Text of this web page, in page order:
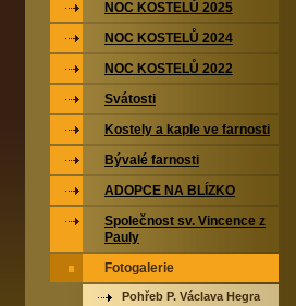
NOC KOSTELŮ 2025
NOC KOSTELŮ 2024
NOC KOSTELŮ 2022
Svátosti
Kostely a kaple ve farnosti
Bývalé farnosti
ADOPCE NA BLÍZKO
Společnost sv. Vincence z
Pauly
Fotogalerie
Pohřeb P. Václava Hegra